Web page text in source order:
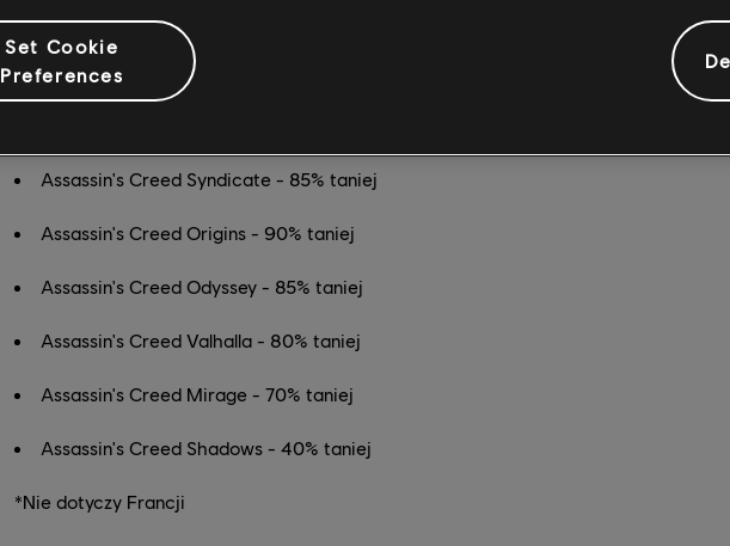
najnowszych gier z serii Assassin's Creed:
Assassin's Creed Unity - 85% taniej
Assassin's Creed Syndicate - 85% taniej
Assassin's Creed Origins - 90% taniej
Assassin's Creed Odyssey - 85% taniej
Assassin's Creed Valhalla - 80% taniej
Assassin's Creed Mirage - 70% taniej
Assassin's Creed Shadows - 40% taniej
*Nie dotyczy Francji
Set Cookie
Preferences